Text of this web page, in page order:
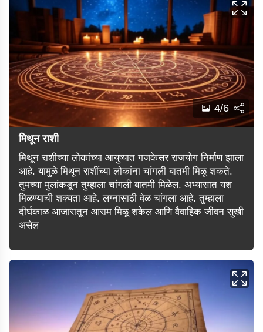
4/6
मिथून राशी
मिथून राशीच्या लोकांच्या आयुष्यात गजकेसर राजयोग निर्माण झाला
आहे. यामुळे मिथून राशींच्या लोकांना चांगली बातमी मिळू शकते.
तुमच्या मुलांकडून तुम्हाला चांगली बातमी मिळेल. अभ्यासात यश
मिळण्याची शक्यता आहे. लग्नासाठी वेळ चांगला आहे. तुम्हाला
दीर्घकाळ आजारातून आराम मिळू शकेल आणि वैवाहिक जीवन सुखी
असेल